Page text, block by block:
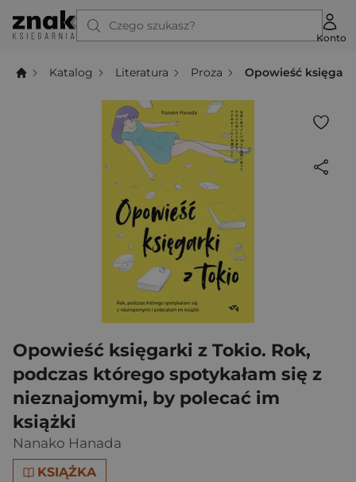
Czego szukasz?
Konto
Katalog Literatura Proza Opowieść
Opowieść księgarki z Tokio. Rok,
podczas którego spotykałam się z
nieznajomymi, by polecać im
książki
Nanako Hanada
KSIĄŻKA